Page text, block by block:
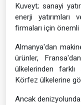
Kuveyt; sanayi
enerji yatırımları
firmaları için
Almanya'dan
ürünler,
ülkelerinden
Körfez ülkelerine
Ancak